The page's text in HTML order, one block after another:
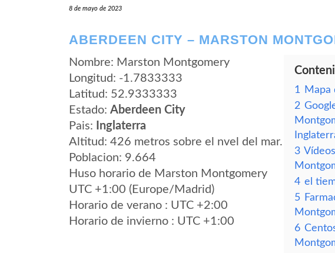
8 de mayo de 2023
ABERDEEN CITY – MARSTON
Nombre: Marston Montgomery
Longitud: -1.7833333
Latitud: 52.9333333
Estado: Aberdeen City
Pais:
Inglaterra
Altitud: 426 metros sobre el nvel del mar.
Poblacion: 9.664
Huso horario de Marston Montgomery
UTC +1:00 (Europe/Madrid)
Horario de verano : UTC +2:00
Horario de invierno : UTC +1:00
1
Mapa
2
3
4 el
5
6